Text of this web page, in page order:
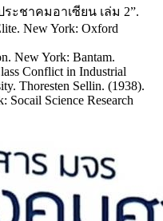
ะชาคมอาเซียน เล่ม 2”.
New York: Oxford
New York: Bantam.
Conflict in Industrial
Thoresten Sellin. (1938).
Socail Science Research